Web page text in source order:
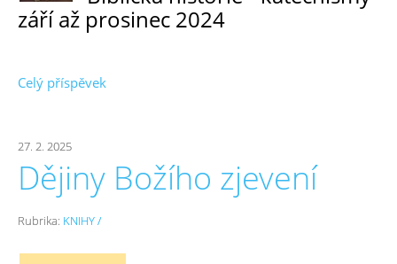
září až prosinec 2024
Celý příspěvek
27. 2. 2025
Dějiny Božího zjevení
Rubrika: KNIHY /